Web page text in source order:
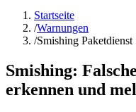
Startseite
/Warnungen
/Smishing Paketdienst
Smishing:
erkennen und